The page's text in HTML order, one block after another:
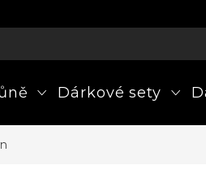
Dárkové sety